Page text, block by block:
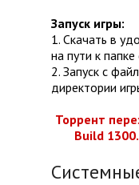
Запуск игры:
1. Скачать в
на пути к
2. Запуск с
директории
Торрент
Build